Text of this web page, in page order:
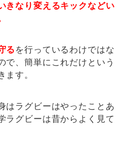
きなり変えるキックなどい
る を行っているわけではな
で、簡単にこれだけという
ます。
はラグビーはやったことあ
ラグビーは昔からよく見て